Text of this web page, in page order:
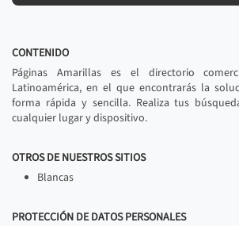
CONTENIDO
Páginas Amarillas es el directorio
Latinoamérica, en el que encontrarás la
forma rápida y sencilla. Realiza tus
cualquier lugar y dispositivo.
OTROS DE NUESTROS SITIOS
Blancas
PROTECCIÓN DE DATOS PERSONALES